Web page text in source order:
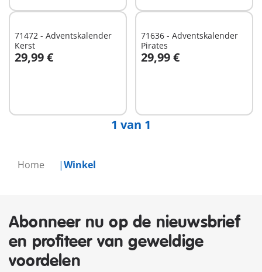
Home Winkel
71472 - Adventskalender
Kerst
29,99 €
In winkelwagen
71636 - Adventskalender
Pirates
29,99 €
In winkelwagen
1 van 1
Abonneer nu op de nieuwsbrief
en profiteer van geweldige
voordelen